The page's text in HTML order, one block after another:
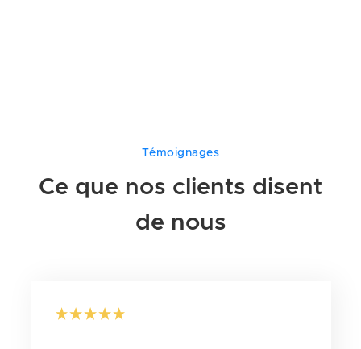
Témoignages
Ce que nos clients disent
de nous